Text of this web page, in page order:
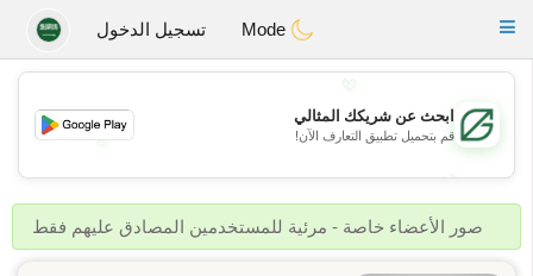
GulfDating
Toggle
تسجيل الدخول
💖
💕
ابحث عن شريكك المثالي
قم بتحميل تطبيق التعارف الآن!
صور الأعضاء خاصة - مرئية للمستخدمين المصادق عليهم فقط